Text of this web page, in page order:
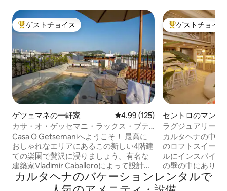
大好評のゲストチョイスです。
ゲストチョイス
ゲツェマネの一軒家 レビュー125件、5つ星中4.99つ
4.99 (125)
カサ・オ・ゲッセマニ・ラックス・ブテ
ィック・ハウス
Casa O Getsemaniへようこそ！ 最高に
おしゃれなエリアにあるこの新しい4階建
ての楽園で贅沢に浸りましょう。有名な
建築家Vladimir Caballeroによって設計さ
れたこの家は、6名様を最高の快適さでお
迎えします。 無料の空港送迎1回、美味し
大好評のゲスト
ゲストチョイス
セントロのマンシ
ート
ラグジュアリース
ト／市内中心部
カルタヘナの中心
のロフトスイート
ルにインスパイア
の壁の中にあり、
イメント、レスト
バーまで徒歩圏内
カルタヘナのバケーションレンタルで